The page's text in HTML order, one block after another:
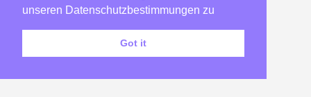
2005(182)
2004(58)
unseren Datenschutzbestimmungen zu
Got it